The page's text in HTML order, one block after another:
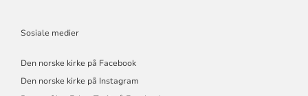
Sosiale medier
Den norske kirke på Facebook
Den norske kirke på Instagram